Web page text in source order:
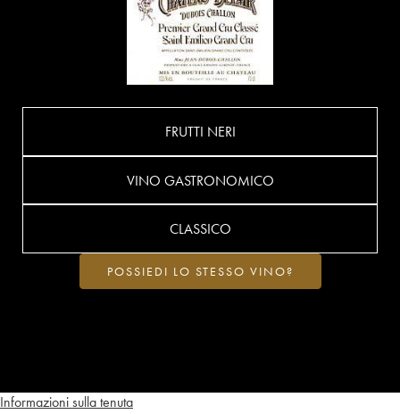
Informazioni sulla tenuta
FRUTTI NERI
VINO GASTRONOMICO
CLASSICO
POSSIEDI LO STESSO VINO?